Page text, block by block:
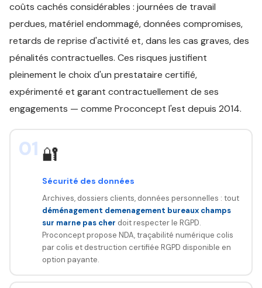
coûts cachés considérables : journées de travail
perdues, matériel endommagé, données compromises,
retards de reprise d'activité et, dans les cas graves, des
pénalités contractuelles. Ces risques justifient
pleinement le choix d'un prestataire certifié,
expérimenté et garant contractuellement de ses
engagements — comme Proconcept l'est depuis 2014.
01 🔐
Sécurité des données
Archives, dossiers clients, données personnelles : tout
déménagement demenagement bureaux champs
sur marne pas cher doit respecter le RGPD.
Proconcept propose NDA, traçabilité numérique colis
par colis et destruction certifiée RGPD disponible en
option payante.